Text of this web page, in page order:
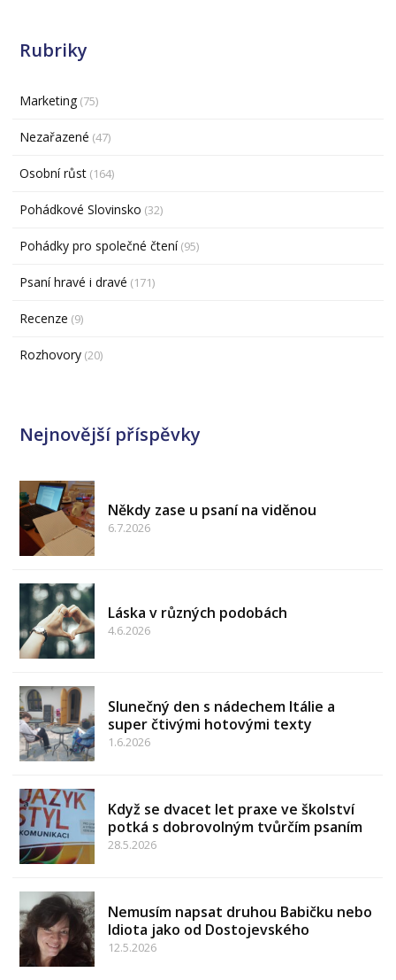
Rubriky
Marketing (75)
Nezařazené (47)
Osobní růst (164)
Pohádkové Slovinsko (32)
Pohádky pro společné čtení(95)
Psaní hravé i dravé (171)
Recenze (9)
Rozhovory (20)
Nejnovější příspěvky
Někdy zase u psaní na viděnou
6.7.2026
Láska v různých podobách
4.6.2026
Slunečný den s nádechem Itálie a
super čtivými hotovými texty
1.6.2026
Když se dvacet let praxe ve školství
potká s dobrovolným tvůrčím psaním
28.5.2026
Nemusím napsat druhou Babičku nebo
Idiota jako od Dostojevského
12.5.2026